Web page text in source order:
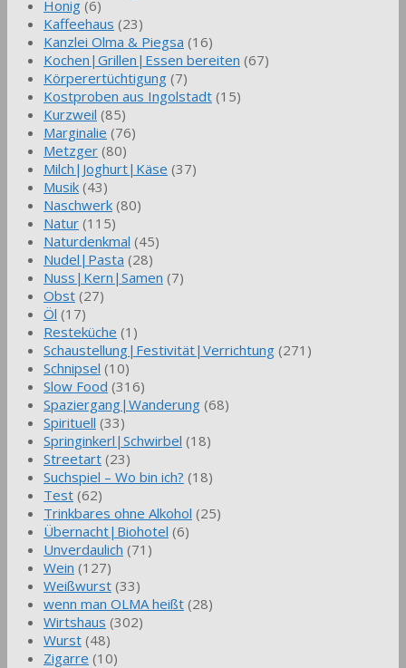
Honig (6)
Kaffeehaus (23)
Kanzlei Olma & Piegsa (16)
Kochen|Grillen|Essen bereiten (67)
Körperertüchtigung (7)
Kostproben aus Ingolstadt (15)
Kurzweil (85)
Marginalie (76)
Metzger (80)
Milch|Joghurt|Käse (37)
Musik (43)
Naschwerk (80)
Natur (115)
Naturdenkmal (45)
Nudel|Pasta (28)
Nuss|Kern|Samen (7)
Obst (27)
Öl (17)
Resteküche (1)
Schaustellung|Festivität|Verrichtung (271)
Schnipsel (10)
Slow Food (316)
Spaziergang|Wanderung (68)
Spirituell (33)
Springinkerl|Schwirbel (18)
Streetart (23)
Suchspiel – Wo bin ich? (18)
Test (62)
Trinkbares ohne Alkohol (25)
Übernacht|Biohotel (6)
Unverdaulich (71)
Wein (127)
Weißwurst (33)
wenn man OLMA heißt (28)
Wirtshaus (302)
Wurst (48)
Zigarre (10)